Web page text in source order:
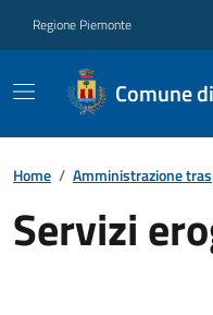
Regione Piemonte
Comune
Home / Amministrazione
Servizi